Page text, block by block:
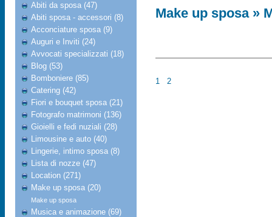
Abiti da sposa (47)
Abiti sposa - accessori (8)
Acconciature sposa (9)
Auguri e Inviti (24)
Avvocati specializzati (18)
Blog (53)
Bomboniere (85)
Catering (42)
Fiori e bouquet sposa (21)
Fotografo matrimoni (136)
Gioielli e fedi nuziali (28)
Limousine e auto (40)
Lingerie, intimo sposa (8)
Lista di nozze (47)
Location (271)
Make up sposa (20)
Make up sposa
Musica e animazione (69)
Make up sposa»
1 2